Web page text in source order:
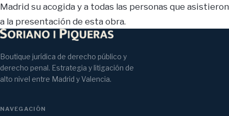
Madrid su acogida y a todas las personas que asistieron
a la presentación de esta obra.
Boutique jurídica de derecho público y
derecho penal. Estrategia y litigación de
alto nivel entre Madrid y Valencia.
NAVEGACIÓN